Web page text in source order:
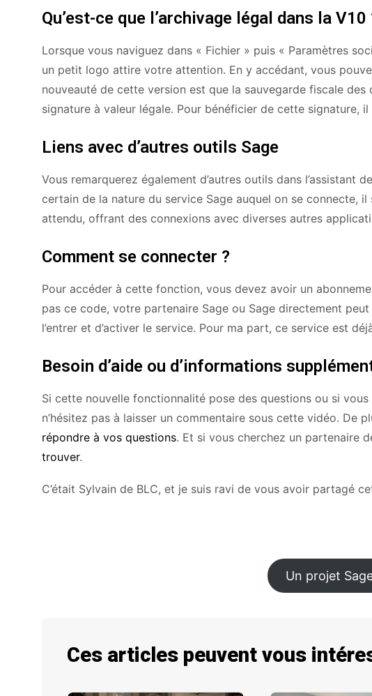
Qu’est-ce que l’archivage légal dans la V10
Lorsque vous naviguez dans « Fichier » puis « Paramètres
un petit logo attire votre attention. En y accédant, vous
nouveauté de cette version est que la sauvegarde fiscale des
signature à valeur légale. Pour bénéficier de cette signature,
Liens avec d’autres outils Sage
Vous remarquerez également d’autres outils dans l’assistant
certain de la nature du service Sage auquel on se connecte,
attendu, offrant des connexions avec diverses autres
Comment se connecter ?
Pour accéder à cette fonction, vous devez avoir un
pas ce code, votre partenaire Sage ou Sage directement
l’entrer et d’activer le service. Pour ma part, ce service est
Besoin d’aide ou d’informations
Si cette nouvelle fonctionnalité pose des questions ou si
n’hésitez pas à laisser un commentaire sous cette vidéo. De
répondre à vos questions. Et si vous cherchez un partenaire
trouver.
C’était Sylvain de BLC, et je suis ravi de vous avoir partagé
Un projet
Ces articles peuvent vous